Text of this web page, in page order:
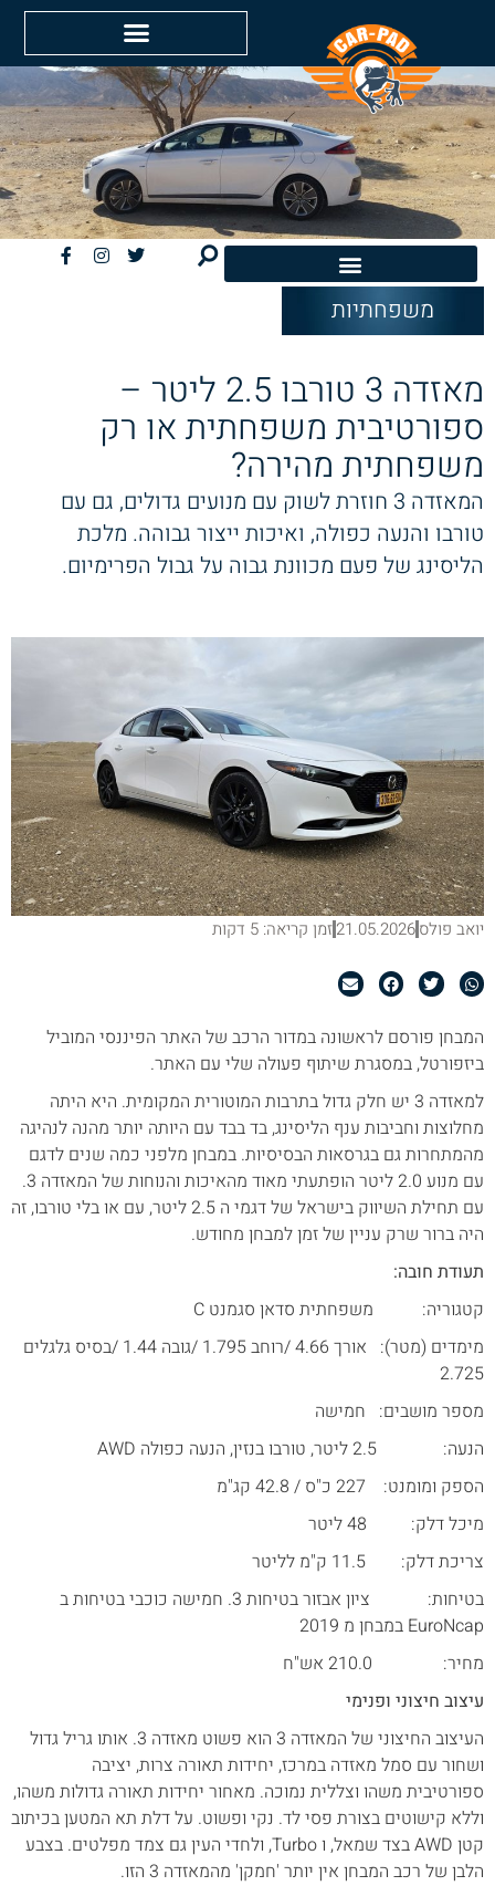
משפחתיות
מאזדה 3 טורבו 2.5 ליטר –
ספורטיבית משפחתית או רק
משפחתית מהירה?
המאזדה 3 חוזרת לשוק עם מנועים גדולים, גם עם
טורבו והנעה כפולה, ואיכות ייצור גבוהה. מלכת
הליסינג של פעם מכוונת גבוה על גבול הפרימיום.
יואב פולס21.05.2026זמן קריאה: 5 דקות
המבחן פורסם לראשונה במדור הרכב של האתר הפיננסי המוביל
ביזפורטל, במסגרת שיתוף פעולה שלי עם האתר.
למאזדה 3 יש חלק גדול בתרבות המוטורית המקומית. היא היתה
מחלוצות וחביבות ענף הליסינג, בד בבד עם היותה יותר מהנה לנהיגה
מהמתחרות גם בגרסאות הבסיסיות. במבחן מלפני כמה שנים לדגם
עם מנוע 2.0 ליטר הופתעתי מאוד מהאיכות והנוחות של המאזדה 3.
עם תחילת השיווק בישראל של דגמי ה 2.5 ליטר, עם או בלי טורבו, זה
היה ברור שרק עניין של זמן למבחן מחודש.
תעודת חובה:
קטגוריה: משפחתית סדאן סגמנט C
מימדים (מטר): אורך 4.66 /רוחב 1.795 /גובה 1.44 /בסיס גלגלים
2.725
מספר מושבים: חמישה
הנעה: 2.5 ליטר, טורבו בנזין, הנעה כפולה AWD
הספק ומומנט: 227 כ"ס / 42.8 קג"מ
מיכל דלק: 48 ליטר
צריכת דלק: 11.5 ק"מ לליטר
בטיחות: ציון אבזור בטיחות 3. חמישה כוכבי בטיחות ב
EuroNcap במבחן מ 2019
מחיר: 210.0 אש"ח
עיצוב חיצוני ופנימי
העיצוב החיצוני של המאזדה 3 הוא פשוט מאזדה 3. אותו גריל גדול
ושחור עם סמל מאזדה במרכז, יחידות תאורה צרות, יציבה
ספורטיבית משהו וצללית נמוכה. מאחור יחידות תאורה גדולות משהו,
וללא קישוטים בצורת פסי לד. נקי ופשוט. על דלת תא המטען בכיתוב
קטן AWD בצד שמאל, ו Turbo, ולחדי העין גם צמד מפלטים. בצבע
הלבן של רכב המבחן אין יותר 'חמקן' מהמאזדה 3 הזו.